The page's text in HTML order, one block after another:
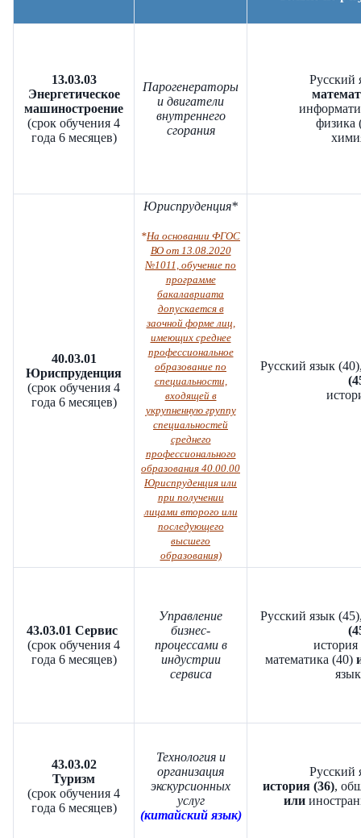
13.03.03
Энергетическое
машиностроение
(срок обучения 4
года 6 месяцев)
Парогенераторы
и двигатели
внутреннего
сгорания
Русский
физика
40.03.01
Юриспруденция
(срок обучения 4
года 6 месяцев)
Юриспруденция*
*На основании ФГОС
ВО от 13.08.2020
№1011, обучение по
программе
бакалавриата
допускается в
заочной форме лиц,
имеющих среднее
профессиональное
образование по
специальности,
входящей в
укрупненную группу
специальностей
среднего
профессионального
образования 40.00.00
Юриспруденция или
при получении
лицами второго или
последующего
высшего
образования)
Русский язык
43.03.01 Сервис
(срок обучения 4
года 6 месяцев)
Управление
бизнес-
процессами в
индустрии
сервиса
Русский язык
история
математика (40)
43.03.02
Туризм
(срок обучения 4
года 6 месяцев)
Технология и
организация
экскурсионных
услуг
(китайский язык)
Русский
история (36),
или